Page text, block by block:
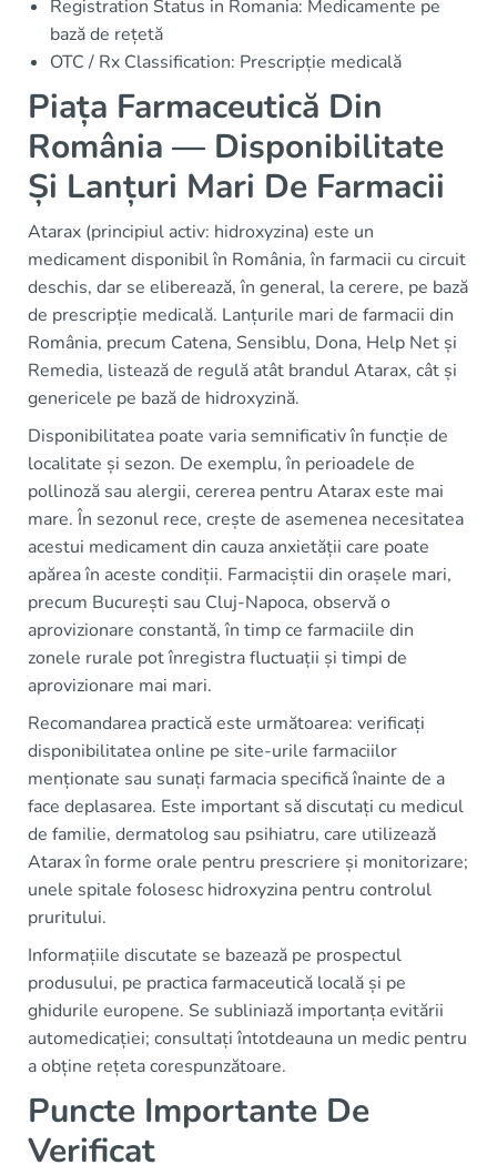
Registration Status in Romania: Medicamente pe
bază de rețetă
OTC / Rx Classification: Prescripție medicală
Piața Farmaceutică Din
România — Disponibilitate
Și Lanțuri Mari De Farmacii
Atarax (principiul activ: hidroxyzina) este un
medicament disponibil în România, în farmacii cu circuit
deschis, dar se eliberează, în general, la cerere, pe bază
de prescripție medicală. Lanțurile mari de farmacii din
România, precum Catena, Sensiblu, Dona, Help Net și
Remedia, listează de regulă atât brandul Atarax, cât și
genericele pe bază de hidroxyzină.
Disponibilitatea poate varia semnificativ în funcție de
localitate și sezon. De exemplu, în perioadele de
pollinoză sau alergii, cererea pentru Atarax este mai
mare. În sezonul rece, crește de asemenea necesitatea
acestui medicament din cauza anxietății care poate
apărea în aceste condiții. Farmaciștii din orașele mari,
precum București sau Cluj-Napoca, observă o
aprovizionare constantă, în timp ce farmaciile din
zonele rurale pot înregistra fluctuații și timpi de
aprovizionare mai mari.
Recomandarea practică este următoarea: verificați
disponibilitatea online pe site-urile farmaciilor
menționate sau sunați farmacia specifică înainte de a
face deplasarea. Este important să discutați cu medicul
de familie, dermatolog sau psihiatru, care utilizează
Atarax în forme orale pentru prescriere și monitorizare;
unele spitale folosesc hidroxyzina pentru controlul
pruritului.
Informațiile discutate se bazează pe prospectul
produsului, pe practica farmaceutică locală și pe
ghidurile europene. Se subliniază importanța evitării
automedicației; consultați întotdeauna un medic pentru
a obține rețeta corespunzătoare.
Puncte Importante De
Verificat